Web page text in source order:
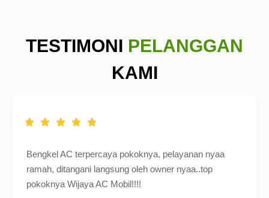
TESTIMONI PELANGGAN
KAMI
Bengkel AC terpercaya pokoknya, pelayanan nyaa
ramah, ditangani langsung oleh owner nyaa..top
pokoknya Wijaya AC Mobil!!!!